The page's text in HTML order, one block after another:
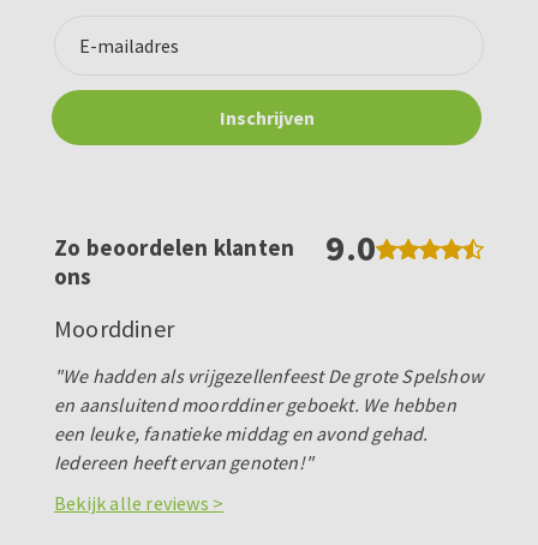
Zo beoordelen klanten
ons
9.0
Moorddiner
"We hadden als vrijgezellenfeest De grote Spelshow
en aansluitend moorddiner geboekt. We hebben
een leuke, fanatieke middag en avond gehad.
Iedereen heeft ervan genoten!"
Bekijk alle reviews >